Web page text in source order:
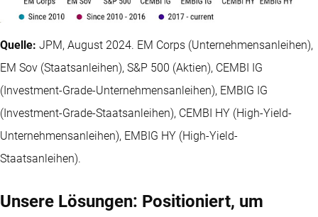
Quelle: JPM, August 2024. EM Corps (Unternehmensanleihen),
EM Sov (Staatsanleihen), S&P 500 (Aktien), CEMBI IG
(Investment-Grade-Unternehmensanleihen), EMBIG IG
(Investment-Grade-Staatsanleihen), CEMBI HY (High-Yield-
Unternehmensanleihen), EMBIG HY (High-Yield-
Staatsanleihen).
Unsere Lösungen: Positioniert, um